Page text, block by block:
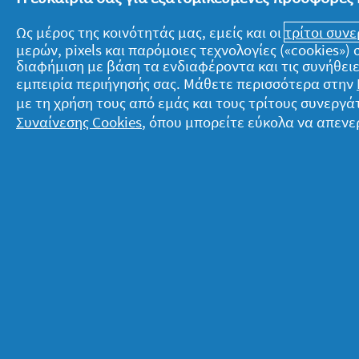
ανακατεμένα σχέδια, το παιδί κάνει
Εκτυπώστε τηεδώ
Καλή επιτυχία!
Ως μέρος της κοινότητάς μας, εμείς και οιτρίτοι
μερών, pixels και παρόμοιες τεχνολογίες
διαφήμιση με βάση τα ενδιαφέροντα και τις
εμπειρία περιήγησής σας. Μάθετε περισσότερα στην
με τη χρήση τους από εμάς και τους τρίτους
Συναίνεσης Cookies, όπου μπορείτε εύκολα να